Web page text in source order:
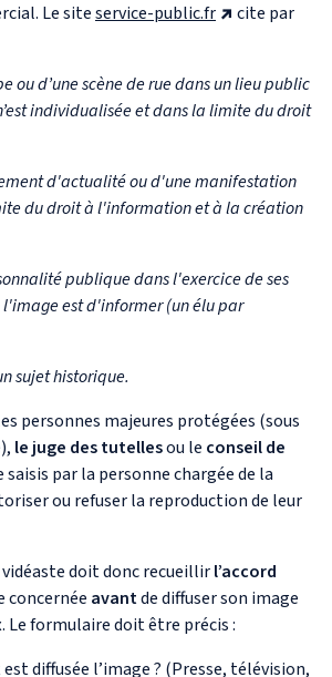
Le siteservice-public.fr
cite par
ou d’une scène de rue dans un lieu public
individualisée et dans la limite du droit
d'actualité ou d'une manifestation
du droit à l'information et à la création
publique dans l'exercice de ses
est d'informer (un élu par
sujet historique.
personnes majeures protégées (sous
le juge des tutellesou le conseil de
par la personne chargée de la
ou refuser la reproduction de leur
doit donc recueillirl’accord
concernée avantde diffuser son image
. Le formulaire doit être précis :
diffusée l’image ? (Presse, télévision,